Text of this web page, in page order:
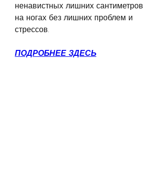
ненавистных лишних сантиметров
на ногах без лишних проблем и
стрессов.
ПОДРОБНЕЕ ЗДЕСЬ